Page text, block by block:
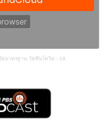
ดมาตรฐาน วัคซีนโควิด - 19